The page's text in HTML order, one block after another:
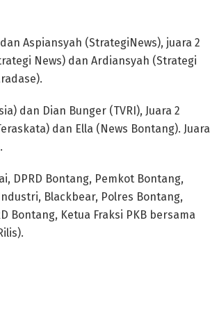
Aspiansyah (StrategiNews), juara 2
News) dan Ardiansyah (Strategi
dan Dian Bunger (TVRI), Juara 2
dan Ella (News Bontang). Juara
DPRD Bontang, Pemkot Bontang,
Blackbear, Polres Bontang,
Bontang, Ketua Fraksi PKB bersama